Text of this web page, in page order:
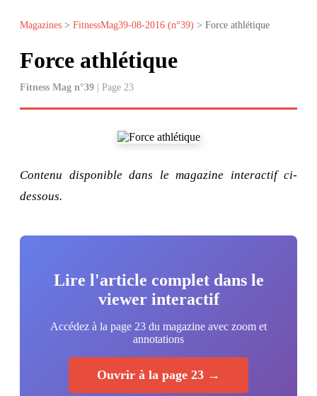
Magazines > FitnessMag39-08-2016 (n°39) > Force athlétique
Force athlétique
Fitness Mag n°39 | Page 23
Contenu disponible dans le magazine interactif ci-
dessous.
Lire l'article complet dans le
viewer interactif
Accédez à la page 23 du magazine avec zoom et
annotations
Ouvrir à la page 23 →